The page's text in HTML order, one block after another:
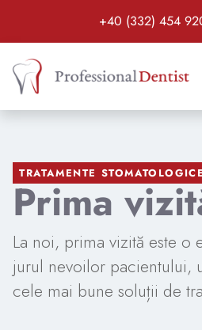
Date de contact:
+40 (332) 454
Clinica stomatologică
TRATAMENTE STOMATOLOGICE
Prima
La noi, prima vizită este o
jurul nevoilor pacientului,
cele mai bune soluții de